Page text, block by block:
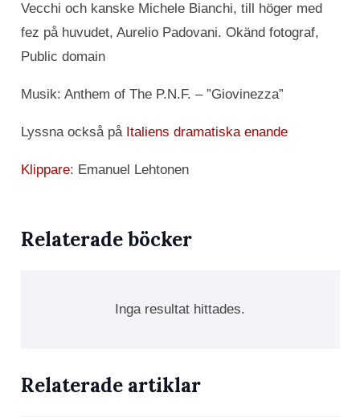
Vecchi och kanske Michele Bianchi, till höger med
fez på huvudet, Aurelio Padovani. Okänd fotograf,
Public domain
Musik: Anthem of The P.N.F. – ”Giovinezza”
Lyssna också på Italiens dramatiska enande
Klippare: Emanuel Lehtonen
Relaterade böcker
Inga resultat hittades.
Relaterade artiklar